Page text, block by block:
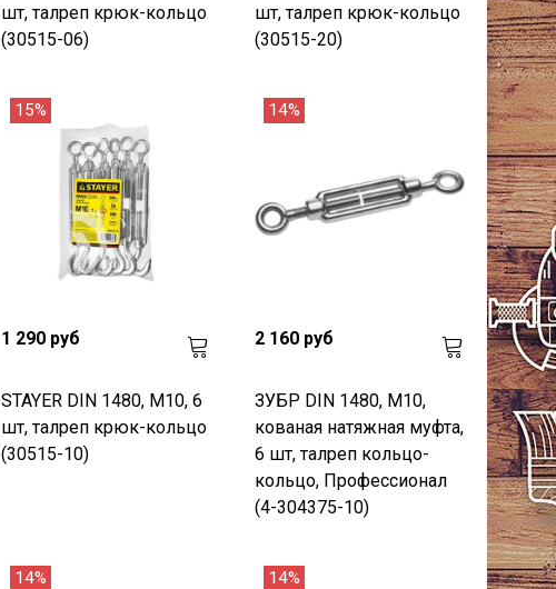
шт, талреп крюк-кольцо
(30515-06)
шт, талреп крюк-кольцо
(30515-20)
15%
1 290 руб
STAYER DIN 1480, М10, 6
шт, талреп крюк-кольцо
(30515-10)
14%
2 160 руб
ЗУБР DIN 1480, М10,
кованая натяжная муфта,
6 шт, талреп кольцо-
кольцо, Профессионал
(4-304375-10)
14% 14%